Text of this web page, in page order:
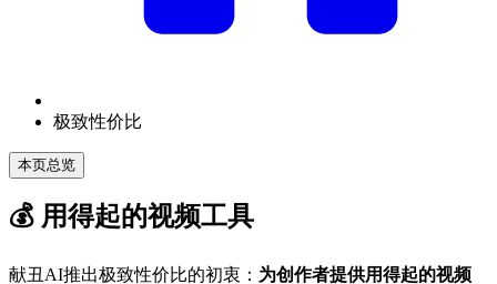
极致性价比
本页总览
💰 用得起的视频工具
献丑AI推出极致性价比的初衷： 为创作者提供用得起的视频